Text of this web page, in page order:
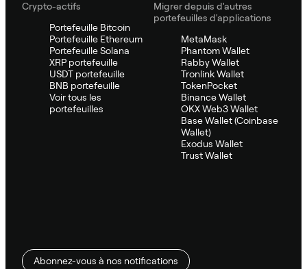
Crypto-actifs
Portefeuille Bitcoin
Portefeuille Ethereum
Portefeuille Solana
XRP portefeuille
USDT portefeuille
BNB portefeuille
Voir tous les
portefeuilles
Migrer depuis d'autres
portefeuilles d'applications
MetaMask
Phantom Wallet
Rabby Wallet
Tronlink Wallet
TokenPocket
Binance Wallet
OKX Web3 Wallet
Base Wallet (Coinbase
Wallet)
Exodus Wallet
Trust Wallet
Abonnez-vous à nos notifications